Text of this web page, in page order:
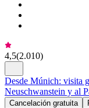
4,5(2.010)
Desde Múnich: visita
Neuschwanstein y al
Cancelación gratuita